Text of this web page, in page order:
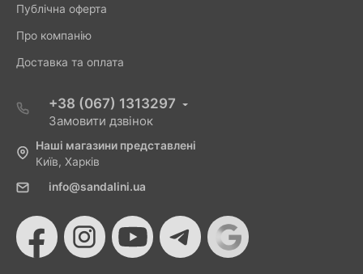
Публічна оферта
Про компанію
Доставка та оплата
+38 (067) 1313297
Замовити дзвінок
Наші магазини представлені
Київ, Харків
info@sandalini.ua